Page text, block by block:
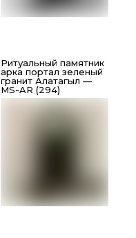
Ритуальный памятник
арка портал зеленый
гранит Алатагыл —
MS-AR (294)